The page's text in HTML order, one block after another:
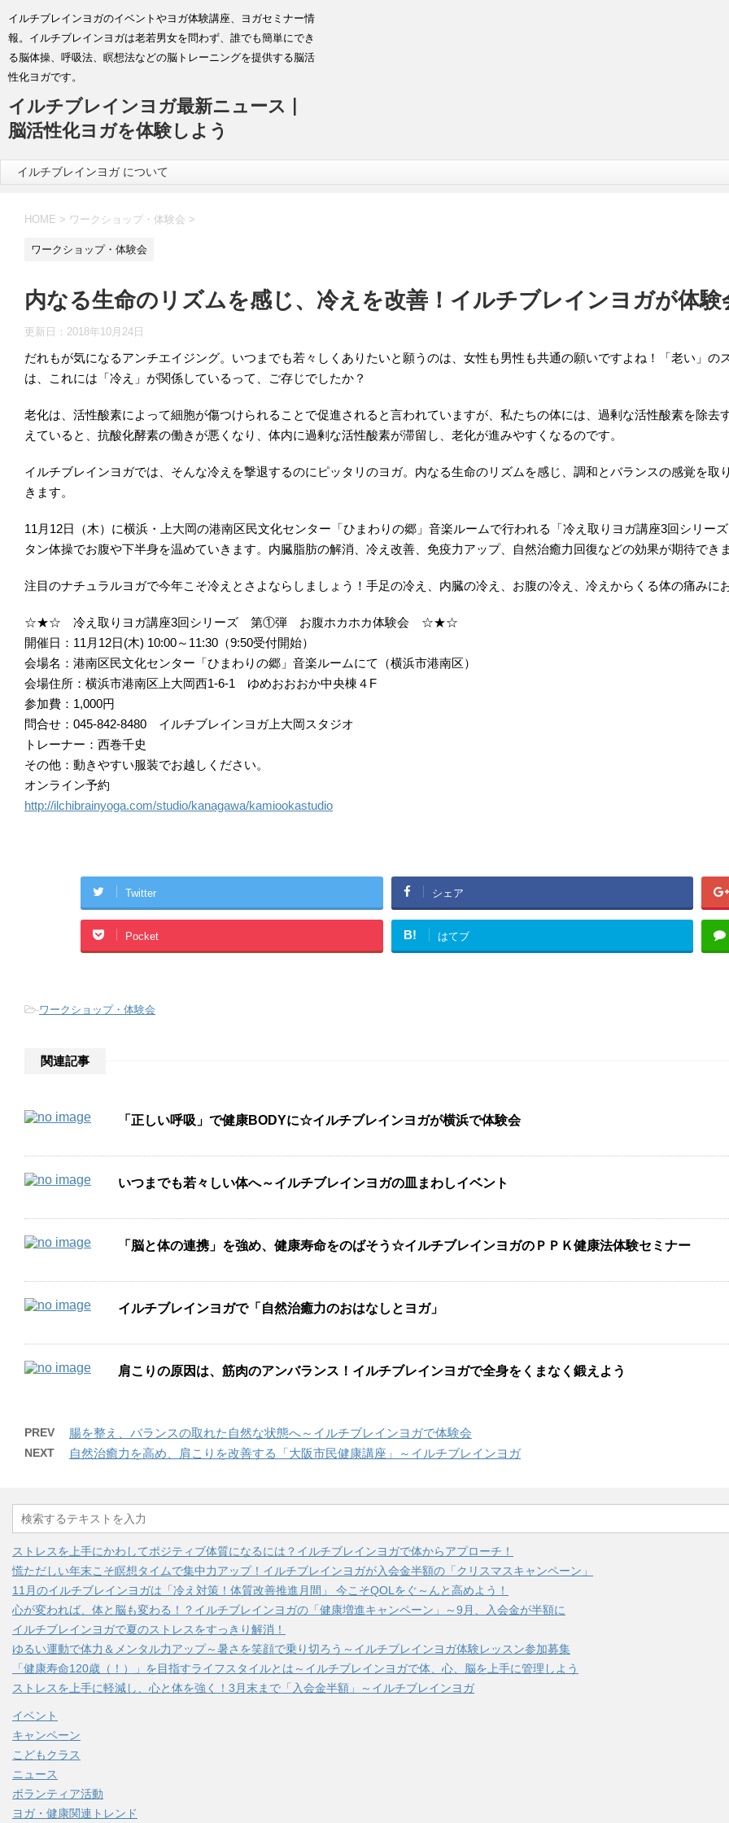
イルチブレインヨガのイベントやヨガ体験講座、ヨガセミナー情
報。イルチブレインヨガは老若男女を問わず、誰でも簡単にでき
る脳体操、呼吸法、瞑想法などの脳トレーニングを提供する脳活
性化ヨガです。
イルチブレインヨガ最新ニュース |
脳活性化ヨガを体験しよう
イルチブレインヨガ について
HOME > ワークショップ・体験会 >
ワークショップ・体験会
内なる生命のリズムを感じ、冷えを改善！イルチブレインヨガが体験
更新日： 2018年10月24日
だれもが気になるアンチエイジング。いつまでも若々しくありたいと願うのは、女性も男性も共通の願いですよね！「老い」
は、これには「冷え」が関係しているって、ご存じでしたか？
老化は、活性酸素によって細胞が傷つけられることで促進されると言われていますが、私たちの体には、過剰な活性酸素を除
えていると、抗酸化酵素の働きが悪くなり、体内に過剰な活性酸素が滞留し、老化が進みやすくなるのです。
イルチブレインヨガでは、そんな冷えを撃退するのにピッタリのヨガ。内なる生命のリズムを感じ、調和とバランスの感覚を
きます。
11月12日（木）に横浜・上大岡の港南区民文化センター「ひまわりの郷」音楽ルームで行われる「冷え取りヨガ講座3回シ
タン体操でお腹や下半身を温めていきます。内臓脂肪の解消、冷え改善、免疫力アップ、自然治癒力回復などの効果が期待できま
注目のナチュラルヨガで今年こそ冷えとさよならしましょう！手足の冷え、内臓の冷え、お腹の冷え、冷えからくる体の痛みに
☆★☆ 冷え取りヨガ講座3回シリーズ 第①弾 お腹ホカホカ体験会 ☆★☆
開催日：11月12日(木) 10:00～11:30（9:50受付開始）
会場名：港南区民文化センター「ひまわりの郷」音楽ルームにて（横浜市港南区）
会場住所：横浜市港南区上大岡西1-6-1 ゆめおおおか中央棟４F
参加費：1,000円
問合せ：045-842-8480 イルチブレインヨガ上大岡スタジオ
トレーナー：西巻千史
その他：動きやすい服装でお越しください。
オンライン予約
http://ilchibrainyoga.com/studio/kanagawa/kamiookastudio
Twitter シェア
Pocket B! はてブ
-ワークショップ・体験会
関連記事
「正しい呼吸」で健康BODYに☆イルチブレインヨガが横浜で体験会
いつまでも若々しい体へ～イルチブレインヨガの皿まわしイベント
「脳と体の連携」を強め、健康寿命をのばそう☆イルチブレインヨガのＰＰＫ健康法体験セミナー
イルチブレインヨガで「自然治癒力のおはなしとヨガ」
肩こりの原因は、筋肉のアンバランス！イルチブレインヨガで全身をくまなく鍛えよう
PREV 腸を整え、バランスの取れた自然な状態へ～イルチブレインヨガで体験会
NEXT 自然治癒力を高め、肩こりを改善する「大阪市民健康講座」～イルチブレインヨガ
ストレスを上手にかわしてポジティブ体質になるには？イルチブレインヨガで体からアプローチ！
慌ただしい年末こそ瞑想タイムで集中力アップ！イルチブレインヨガが入会金半額の「クリスマスキャンペーン」
11月のイルチブレインヨガは「冷え対策！体質改善推進月間」 今こそQOLをぐ～んと高めよう！
心が変われば、体と脳も変わる！？イルチブレインヨガの「健康増進キャンペーン」～9月、入会金が半額に
イルチブレインヨガで夏のストレスをすっきり解消！
ゆるい運動で体力＆メンタル力アップ～暑さを笑顔で乗り切ろう～イルチブレインヨガ体験レッスン参加募集
「健康寿命120歳（！）」を目指すライフスタイルとは～イルチブレインヨガで体、心、脳を上手に管理しよう
ストレスを上手に軽減し、心と体を強く！3月末まで「入会金半額」～イルチブレインヨガ
イベント
キャンペーン
こどもクラス
ニュース
ボランティア活動
ヨガ・健康関連トレンド